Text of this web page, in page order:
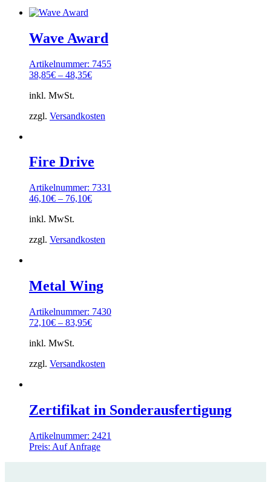
Wave Award
Artikelnummer: 7455
38,85€ – 48,35€
inkl. MwSt.
zzgl. Versandkosten
Fire Drive
Artikelnummer: 7331
46,10€ – 76,10€
inkl. MwSt.
zzgl. Versandkosten
Metal Wing
Artikelnummer: 7430
72,10€ – 83,95€
inkl. MwSt.
zzgl. Versandkosten
Zertifikat in Sonderausfertigung
Artikelnummer: 2421
Preis: Auf Anfrage